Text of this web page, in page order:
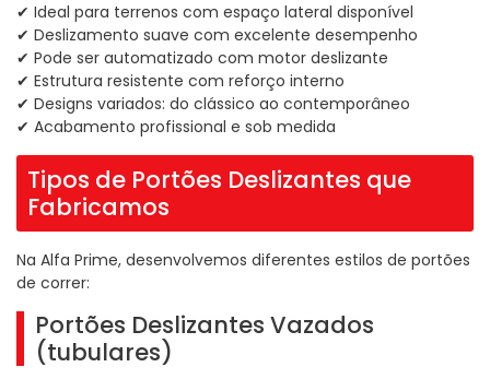
✔ Ideal para terrenos com espaço lateral disponível
✔ Deslizamento suave com excelente desempenho
✔ Pode ser automatizado com motor deslizante
✔ Estrutura resistente com reforço interno
✔ Designs variados: do clássico ao contemporâneo
✔ Acabamento profissional e sob medida
Tipos de Portões Deslizantes que
Fabricamos
Na Alfa Prime, desenvolvemos diferentes estilos de portões
de correr:
Portões Deslizantes Vazados
(tubulares)